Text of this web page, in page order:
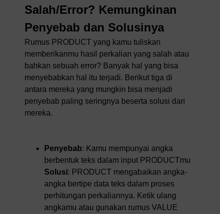
Salah/Error? Kemungkinan
Penyebab dan Solusinya
Rumus PRODUCT yang kamu tuliskan
memberikanmu hasil perkalian yang salah atau
bahkan sebuah error? Banyak hal yang bisa
menyebabkan hal itu terjadi. Berikut tiga di
antara mereka yang mungkin bisa menjadi
penyebab paling seringnya beserta solusi dari
mereka.
Penyebab: Kamu mempunyai angka
berbentuk teks dalam input PRODUCTmu
Solusi: PRODUCT mengabaikan angka-
angka bertipe data teks dalam proses
perhitungan perkaliannya. Ketik ulang
angkamu atau gunakan rumus VALUE